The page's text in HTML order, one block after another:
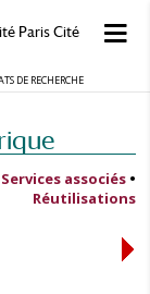
Paris Cité
DE RECHERCHE
Services associés •
Réutilisations